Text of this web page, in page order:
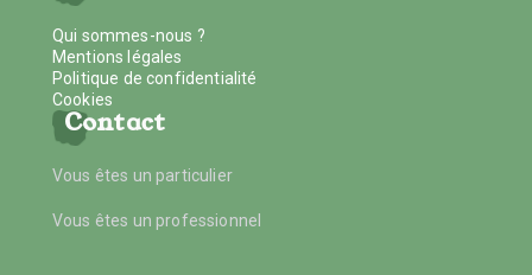
Qui sommes-nous ?
Mentions légales
Politique de confidentialité
Cookies
Contact
Vous êtes un particulier
Vous êtes un professionnel